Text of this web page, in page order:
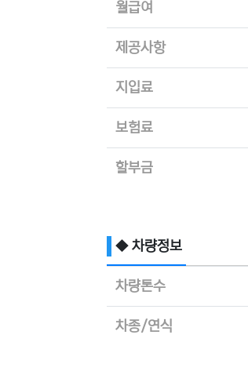
월급여
제공사항
지입료
보험료
할부금
◆ 차량정보
차량톤수
차종/연식